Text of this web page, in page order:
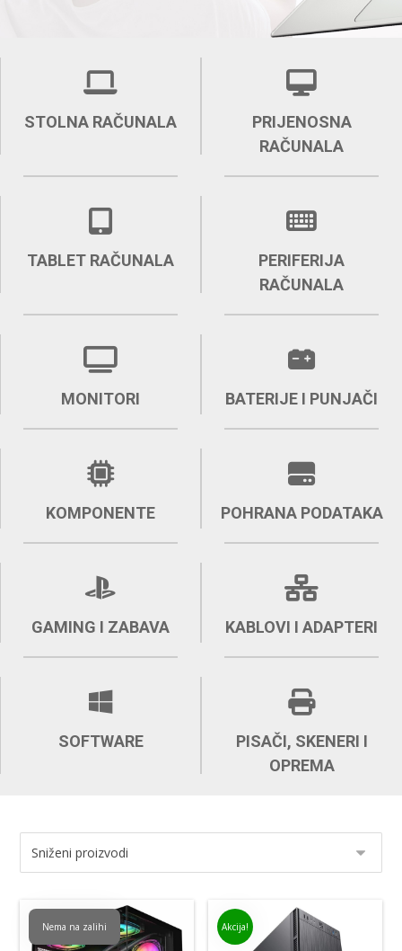
STOLNA RAČUNALA
PRIJENOSNA
RAČUNALA
TABLET RAČUNALA
PERIFERIJA
RAČUNALA
MONITORI BATERIJE I PUNJAČI
KOMPONENTE POHRANA PODATAKA
GAMING I ZABAVA KABLOVI I ADAPTERI
SOFTWARE
PISAČI, SKENERI I
OPREMA
Nema na zalihi Akcija!